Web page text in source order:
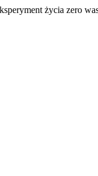
życia zero